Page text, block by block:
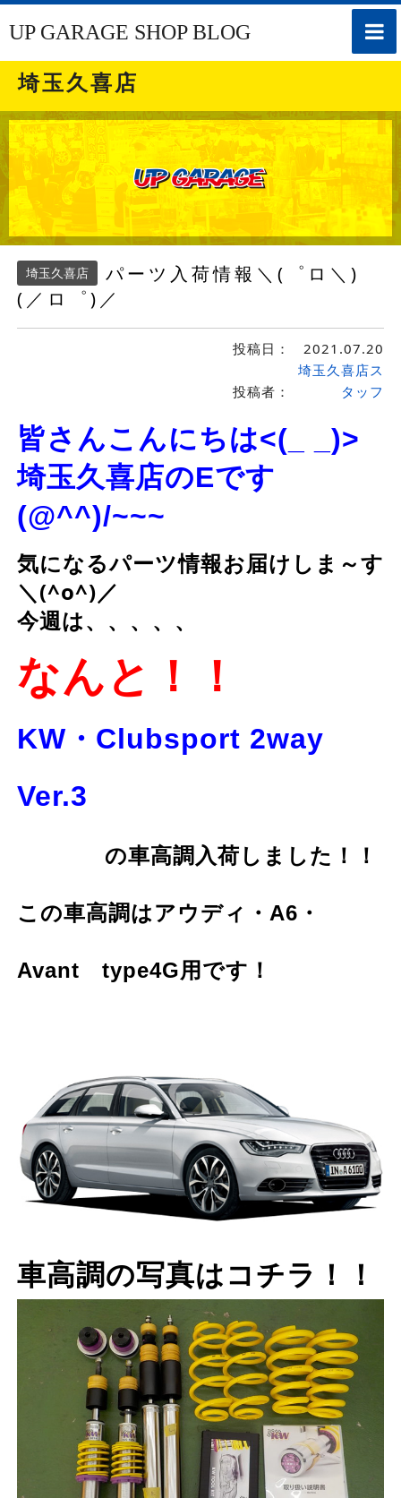
toggle
UP GARAGE SHOP BLOG
埼玉久喜店
埼玉久喜店
パーツ入荷情報＼(゜ロ＼)
(／ロ゜)／
投稿日： 2021.07.20
投稿者：
埼玉久喜店ス
タッフ
皆さんこんにちは<(_ _)>
埼玉久喜店のEです
(@^^)/~~~
気になるパーツ情報お届けしま～す
＼(^o^)／
今週は、、、、、
なんと！！
KW・Clubsport 2way
Ver.3
の車高調入荷しました！！
この車高調はアウディ・A6・
Avant type4G用です！
車高調の写真はコチラ！！